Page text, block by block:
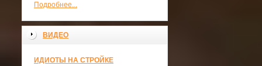
Подробнее...
ВИДЕО
ИДИОТЫ НА СТРОЙКЕ